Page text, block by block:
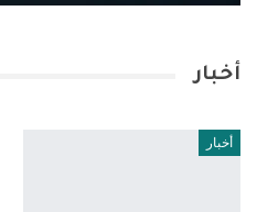
أخبار
أخبار